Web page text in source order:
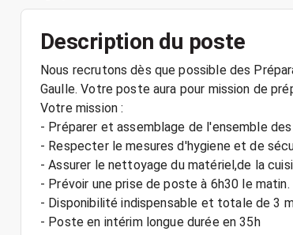
Description du poste
Nous recrutons dès que possible des
Gaulle. Votre poste aura pour mission de
Votre mission :
- Préparer et assemblage de l'ensemble
- Respecter le mesures d'hygiene et de
- Assurer le nettoyage du matériel,de la
- Prévoir une prise de poste à 6h30 le matin.
- Disponibilité indispensable et totale de 3
- Poste en intérim longue durée en 35h